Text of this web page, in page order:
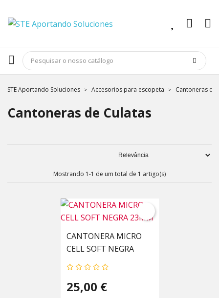
STE Aportando Soluciones Accesorios para escopeta Cantoneras de
Cantoneras de Culatas
Mostrando 1-1 de um total de 1 artigo(s)
CANTONERA MICRO
CELL SOFT NEGRA
23MM
25,00 €